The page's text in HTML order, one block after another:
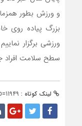
و ورزش بطور
بزرگ پیاده روی
ورزشی برگزار
سطح سلامت افراد
لینک کوتاه :